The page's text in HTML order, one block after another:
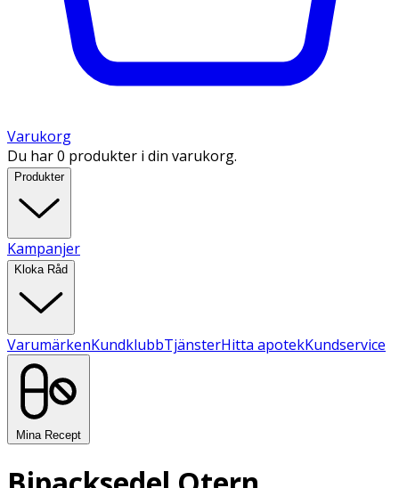
Varukorg
Du har 0 produkter i din varukorg.
Produkter
Kampanjer
Kloka Råd
VarumärkenKundklubbTjänsterHitta apotekKundservice
Mina Recept